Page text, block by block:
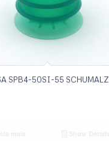
SPB4-50SI-55 SCHUMALZ